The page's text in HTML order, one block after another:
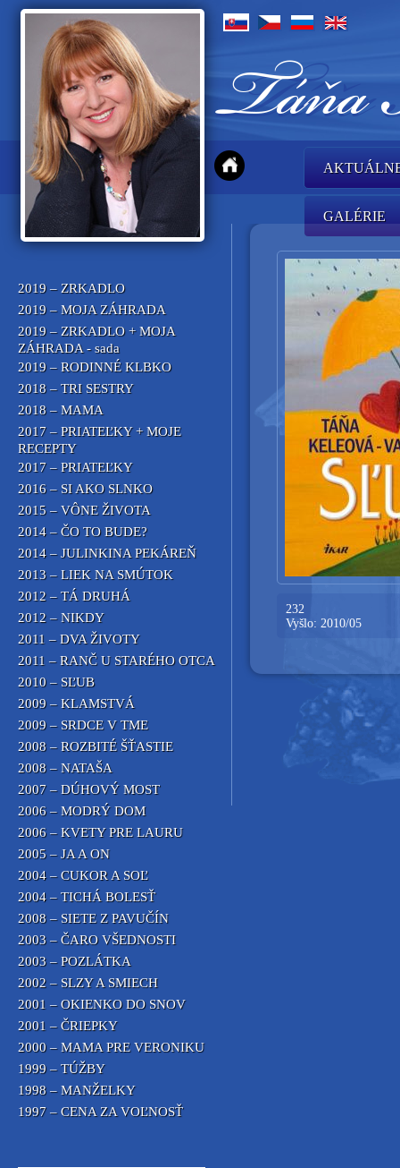
GALÉRIE
2019 – ZRKADLO
2019 – MOJA ZÁHRADA
2019 – ZRKADLO + MOJA
ZÁHRADA - sada
2019 – RODINNÉ KLBKO
2018 – TRI SESTRY
2018 – MAMA
2017 – PRIATEĽKY + MOJE
RECEPTY
2017 – PRIATEĽKY
2016 – SI AKO SLNKO
2015 – VÔNE ŽIVOTA
2014 – ČO TO BUDE?
2014 – JULINKINA PEKÁREŇ
2013 – LIEK NA SMÚTOK
2012 – TÁ DRUHÁ
2012 – NIKDY
2011 – DVA ŽIVOTY
2011 – RANČ U STARÉHO OTCA
2010 – SĽUB
2009 – KLAMSTVÁ
2009 – SRDCE V TME
2008 – ROZBITÉ ŠŤASTIE
2008 – NATAŠA
2007 – DÚHOVÝ MOST
2006 – MODRÝ DOM
2006 – KVETY PRE LAURU
2005 – JA A ON
2004 – CUKOR A SOĽ
2004 – TICHÁ BOLESŤ
2008 – SIETE Z PAVUČÍN
2003 – ČARO VŠEDNOSTI
2003 – POZLÁTKA
2002 – SLZY A SMIECH
2001 – OKIENKO DO SNOV
2001 – ČRIEPKY
2000 – MAMA PRE VERONIKU
1999 – TÚŽBY
1998 – MANŽELKY
1997 – CENA ZA VOĽNOSŤ
232
Vyšlo: 2010/05